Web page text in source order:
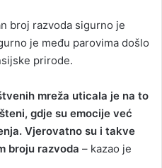
broj razvoda sigurno je
je među parovima došlo
prirode.
mreža uticala je na to
gdje su emocije već
Vjerovatno su i takve
broju razvoda – kazao je